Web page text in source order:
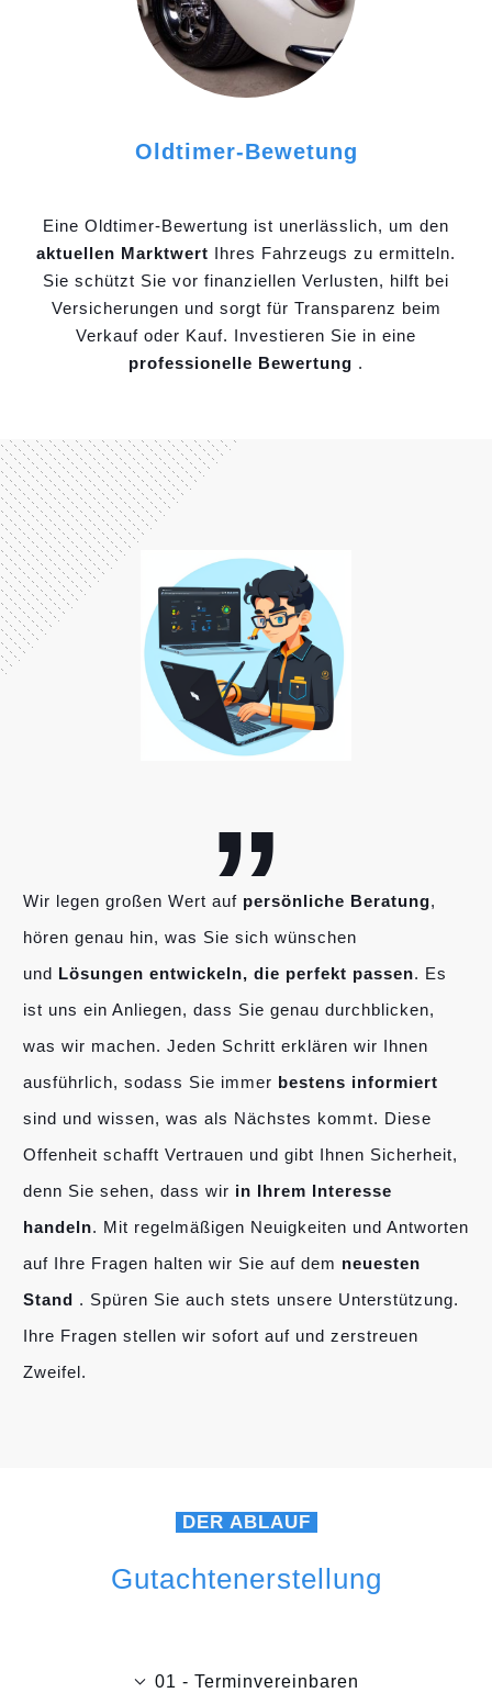
Oldtimer-Bewetung
Eine Oldtimer-Bewertung ist unerlässlich, um den
aktuellen Marktwert Ihres Fahrzeugs zu ermitteln.
Sie schützt Sie vor finanziellen Verlusten, hilft bei
Versicherungen und sorgt für Transparenz beim
Verkauf oder Kauf. Investieren Sie in eine
professionelle Bewertung .
„
Wir legen großen Wert auf persönliche Beratung,
hören genau hin, was Sie sich wünschen
und Lösungen entwickeln, die perfekt passen. Es
ist uns ein Anliegen, dass Sie genau durchblicken,
was wir machen. Jeden Schritt erklären wir Ihnen
ausführlich, sodass Sie immer bestens informiert
sind und wissen, was als Nächstes kommt. Diese
Offenheit schafft Vertrauen und gibt Ihnen Sicherheit,
denn Sie sehen, dass wir in Ihrem Interesse
handeln. Mit regelmäßigen Neuigkeiten und Antworten
auf Ihre Fragen halten wir Sie auf dem neuesten
Stand . Spüren Sie auch stets unsere Unterstützung.
Ihre Fragen stellen wir sofort auf und zerstreuen
Zweifel.
DER ABLAUF
Gutachtenerstellung
01 - Terminvereinbaren